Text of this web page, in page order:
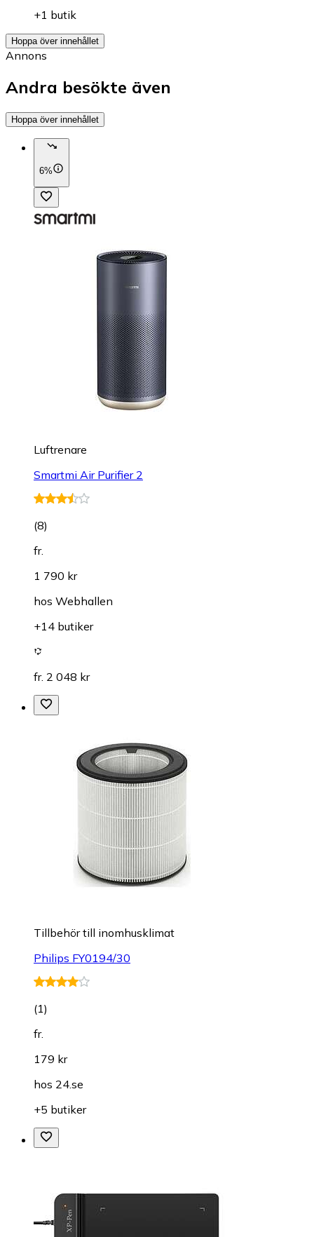
+1 butik
Hoppa över innehållet
Annons
Andra besökte även
Hoppa över innehållet
6%
Luftrenare
Smartmi Air Purifier 2
(8)
fr.
1 790 kr
hos Webhallen
+14 butiker
fr. 2 048 kr
Tillbehör till inomhusklimat
Philips FY0194/30
(1)
fr.
179 kr
hos 24.se
+5 butiker